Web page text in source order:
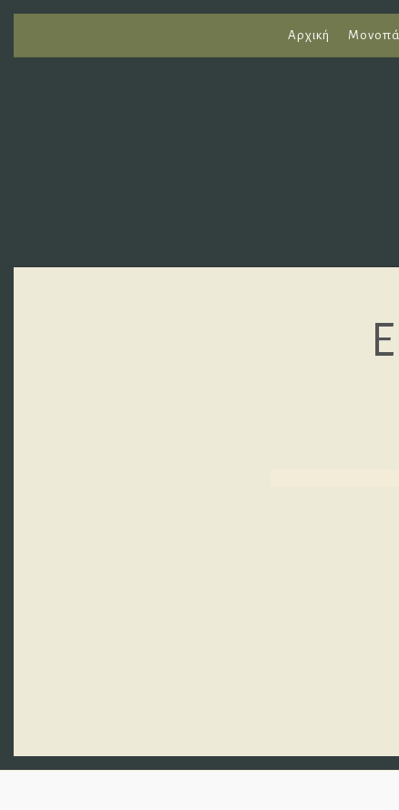
Αρχική